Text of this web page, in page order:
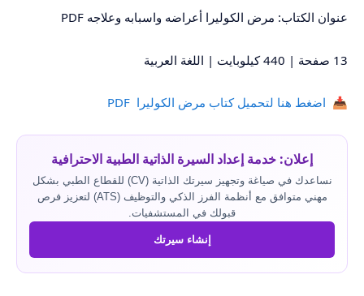
عنوان الكتاب: مرض الكوليرا أعراضه واسبابه وعلاجه PDF
13 صفحة | 440 كيلوبايت | اللغة العربية
📥 اضغط هنا لتحميل كتاب مرض الكوليرا PDF
إعلان: خدمة إعداد السيرة الذاتية الطبية الاحترافية
نساعدك في صياغة وتجهيز سيرتك الذاتية (CV) للقطاع الطبي بشكل
مهني متوافق مع أنظمة الفرز الذكي والتوظيف (ATS) لتعزيز فرص
قبولك في المستشفيات.
إنشاء سيرتك